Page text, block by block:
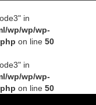
in
wp/wp/wp-
on line 50
in
wp/wp/wp-
on line 50